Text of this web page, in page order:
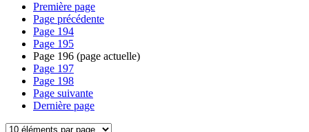
Première page
Page précédente
Page 194
Page 195
Page 196 (page actuelle)
Page 197
Page 198
Page suivante
Dernière page